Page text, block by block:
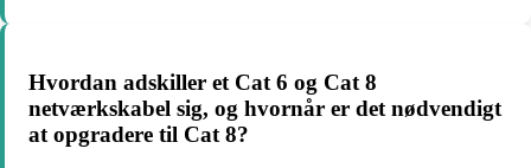
Hvordan adskiller et Cat 6 og Cat 8
netværkskabel sig, og hvornår er det nødvendigt
at opgradere til Cat 8?